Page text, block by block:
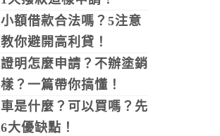
額借款合法嗎？5注意
你避開高利貸！
明怎麼申請？不辦塗銷
？一篇帶你搞懂！
是什麼？可以買嗎？先
大優缺點！